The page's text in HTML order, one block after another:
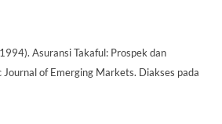
Asuransi Takaful: Prospek dan
Journal of Emerging Markets. Diakses pada